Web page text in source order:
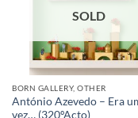
SOLD
BORN GALLERY, OTHER
António Azevedo – Era
vez… (320ºActo)